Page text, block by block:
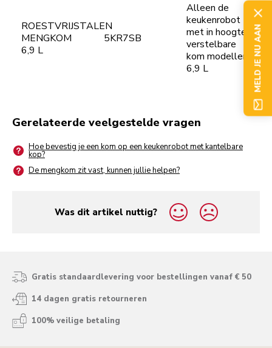
ROESTVRIJSTALEN
MENGKOM
6,9 L
5KR7SB
Alleen de
keukenrobot
met in hoogte
verstelbare
kom modellen
6,9 L
Gerelateerde veelgestelde vragen
Hoe bevestig je een kom op een keukenrobot met kantelbare
kop?
De mengkom zit vast, kunnen jullie helpen?
Was dit artikel nuttig?
yes
no
Gratis standaardlevering voor bestellingen vanaf € 50
14 dagen gratis retourneren
100% veilige betaling
MELD JE NU AAN